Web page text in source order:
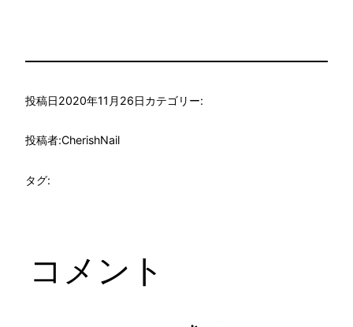
投稿日2020年11月26日カテゴリー:
投稿者:CherishNail
タグ:
コメント